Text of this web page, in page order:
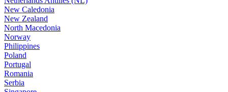
New Caledonia
New Zealand
North Macedonia
Norway
Philippines
Poland
Portugal
Romania
Serbia